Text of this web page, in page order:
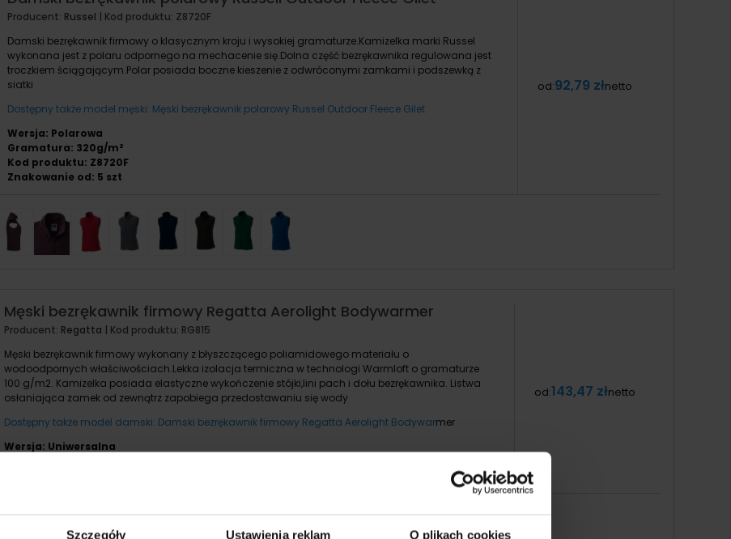
Szczegóły Ustawienia reklam O plikach cookies
Producent: Russel | Kod produktu: Z8720F
Damski bezrękawnik firmowy o klasycznym kroju i wysokiej gramaturze.Kamizelka marki Russel
wykonana jest z polaru odpornego na mechacenie się.Dolna część bezrękawnika regulowana jest
troczkiem ściągającym.Polar posiada boczne kieszenie z odwróconymi zamkami i podszewką z
siatki
Dostępny także model męski: Męski bezrękawnik polarowy Russel Outdoor Fleece Gilet
Wersja: Polarowa
Gramatura: 320g/m²
Kod produktu: Z8720F
Znakowanie od: 5 szt
od:92,79 złnetto
Męski bezrękawnik firmowy Regatta Aerolight Bodywarmer
Producent: Regatta | Kod produktu: RG815
Męski bezrękawnik firmowy wykonany z błyszczącego poliamidowego materiału o
wodoodpornych właściwościach.Lekka izolacja termiczna w technologi Warmloft o gramaturze
100 g/m2. Kamizelka posiada elastyczne wykończenie stójki,lini pach i dołu bezrękawnika. Listwa
osłaniająca zamek od zewnątrz zapobiega przedostawaniu się wody
Dostępny także model damski: Damski bezrękawnik firmowy Regatta Aerolight Bodywarmer
Wersja: Uniwersalna
od:143,47 złnetto